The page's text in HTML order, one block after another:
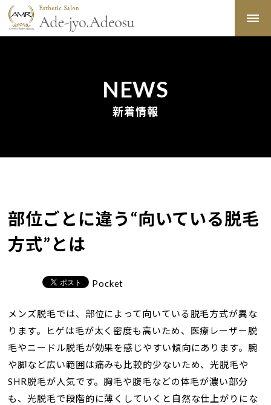
NEWS
新着情報
部位ごとに違う“向いている脱毛
方式”とは
Pocket
メンズ脱毛では、部位によって向いている脱毛方式が異な
ります。ヒゲは毛が太く密度も高いため、医療レーザー脱
毛やニードル脱毛が効果を感じやすい傾向にあります。腕
や脚など広い範囲は痛みも比較的少ないため、光脱毛や
SHR脱毛が人気です。胸毛や腹毛などの体毛が濃い部分
も、光脱毛で段階的に薄くしていくと自然な仕上がりにな